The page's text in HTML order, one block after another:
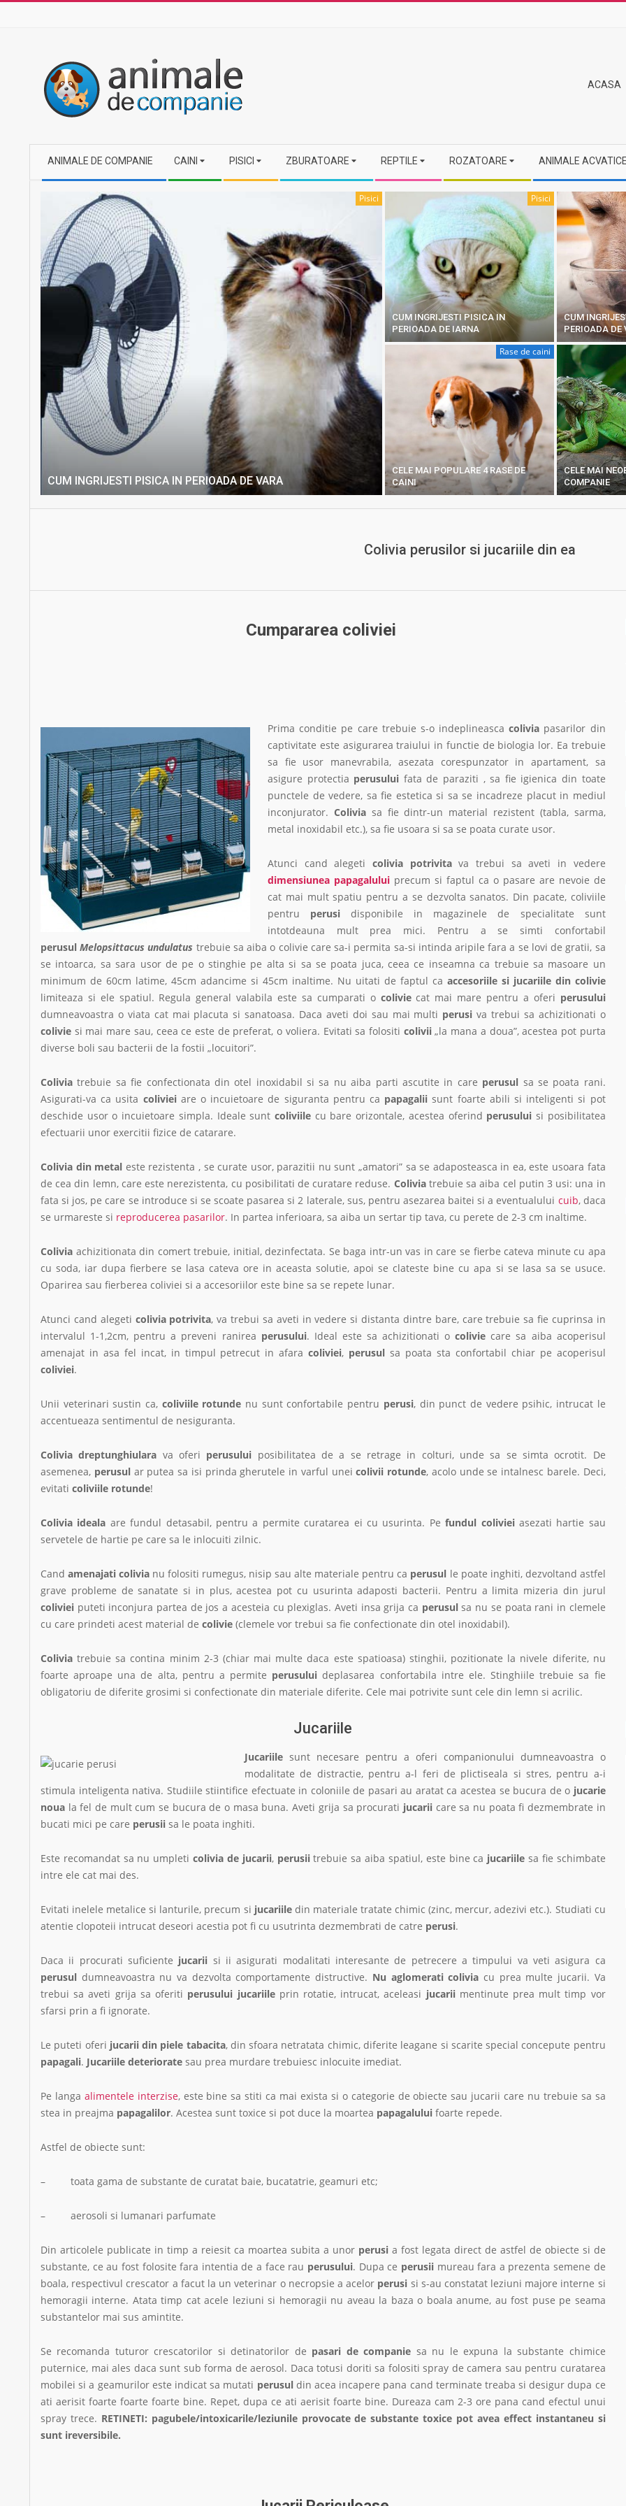
content
ACASA
ANIMALE DE COMPANIE CAINI PISICI ZBURATOARE REPTILE ROZATOARE ANIMALE ACVATICE
Pisici
CUM INGRIJESTI PISICA IN PERIOADA DE VARA
Pisici
CUM INGRIJESTI PISICA IN
PERIOADA DE IARNA
CUM
PERIOADA DE
Rase de caini
CELE MAI POPULARE 4 RASE DE
CAINI
CELE MAI
COMPANIE
Colivia perusilor si jucariile din ea
Cumpararea coliviei
Prima conditie pe care trebuie s-o indeplineascacolivia pasarilor din
captivitate este asigurarea traiului in functie de biologia lor. Ea trebuie
sa fie usor manevrabila, asezata corespunzator in apartament, sa
asigure protectia perusului fata de paraziti , sa fie igienica din toate
punctele de vedere, sa fie estetica si sa se incadreze placut in mediul
inconjurator. Coliviasa fie dintr-un material rezistent (tabla, sarma,
metal inoxidabil etc.), sa fie usoara si sa se poata curate usor.
Atunci cand alegeti colivia potrivitava trebui sa aveti in vedere
dimensiunea papagaluluiprecum si faptul ca o pasare are nevoie de
cat mai mult spatiu pentru a se dezvolta sanatos. Din pacate, coliviile
pentru perusi disponibile in magazinele de specialitate sunt
intotdeauna mult prea mici. Pentru a se simti confortabil
perusul Melopsittacus undulatus trebuie sa aiba o colivie care sa-i permita sa-si intinda aripile fara a se lovi de gratii, sa
se intoarca, sa sara usor de pe o stinghie pe alta si sa se poata juca, ceea ce inseamna ca trebuie sa masoare un
minimum de 60cm latime, 45cm adancime si 45cm inaltime. Nu uitati de faptul ca accesoriile si jucariile din colivie
limiteaza si ele spatiul. Regula general valabila este sa cumparati o coliviecat mai mare pentru a oferi perusului
dumneavoastra o viata cat mai placuta si sanatoasa. Daca aveti doi sau mai multi perusi va trebui sa achizitionati o
colivie si mai mare sau, ceea ce este de preferat, o voliera. Evitati sa folositi colivii„la mana a doua”, acestea pot purta
diverse boli sau bacterii de la fostii „locuitori”.
Colivia trebuie sa fie confectionata din otel inoxidabil si sa nu aiba parti ascutite in care perusul sa se poata rani.
Asigurati-va ca usita colivieiare o incuietoare de siguranta pentru ca papagalii sunt foarte abili si inteligenti si pot
deschide usor o incuietoare simpla. Ideale sunt coliviilecu bare orizontale, acestea oferind perusului si posibilitatea
efectuarii unor exercitii fizice de catarare.
Colivia din metal este rezistenta , se curate usor, parazitii nu sunt „amatori” sa se adaposteasca in ea, este usoara fata
de cea din lemn, care este nerezistenta, cu posibilitati de curatare reduse. Coliviatrebuie sa aiba cel putin 3 usi: una in
fata si jos, pe care se introduce si se scoate pasarea si 2 laterale, sus, pentru asezarea baitei si a eventualului cuib, daca
se urmareste si reproducerea pasarilor. In partea inferioara, sa aiba un sertar tip tava, cu perete de 2-3 cm inaltime.
Colivia achizitionata din comert trebuie, initial, dezinfectata. Se baga intr-un vas in care se fierbe cateva minute cu apa
cu soda, iar dupa fierbere se lasa cateva ore in aceasta solutie, apoi se clateste bine cu apa si se lasa sa se usuce.
Oparirea sau fierberea coliviei si a accesoriilor este bine sa se repete lunar.
Atunci cand alegeti colivia potrivita, va trebui sa aveti in vedere si distanta dintre bare, care trebuie sa fie cuprinsa in
intervalul 1-1,2cm, pentru a preveni ranirea perusului. Ideal este sa achizitionati ocolivie care sa aiba acoperisul
amenajat in asa fel incat, in timpul petrecut in afaracoliviei, perusul sa poata sta confortabil chiar pe acoperisul
coliviei.
Unii veterinari sustin ca, coliviile rotunde nu sunt confortabile pentru perusi, din punct de vedere psihic, intrucat le
accentueaza sentimentul de nesiguranta.
Colivia dreptunghiulara va oferi perusului posibilitatea de a se retrage in colturi, unde sa se simta ocrotit. De
asemenea, perusular putea sa isi prinda gherutele in varful uneicolivii rotunde, acolo unde se intalnesc barele. Deci,
evitati coliviile rotunde!
Colivia ideala are fundul detasabil, pentru a permite curatarea ei cu usurinta. Pefundul colivieiasezati hartie sau
servetele de hartie pe care sa le inlocuiti zilnic.
Candamenajati colivia nu folositi rumegus, nisip sau alte materiale pentru ca perusul le poate inghiti, dezvoltand astfel
grave probleme de sanatate si in plus, acestea pot cu usurinta adaposti bacterii. Pentru a limita mizeria din jurul
coliviei puteti inconjura partea de jos a acesteia cu plexiglas. Aveti insa grija ca perusulsa nu se poata rani in clemele
cu care prindeti acest material de colivie (clemele vor trebui sa fie confectionate din otel inoxidabil).
Colivia trebuie sa contina minim 2-3 (chiar mai multe daca este spatioasa) stinghii, pozitionate la nivele diferite, nu
foarte aproape una de alta, pentru a permite perusului deplasarea confortabila intre ele. Stinghiile trebuie sa fie
obligatoriu de diferite grosimi si confectionate din materiale diferite. Cele mai potrivite sunt cele din lemn si acrilic.
Jucariile
Jucariile sunt necesare pentru a oferi companionului dumneavoastra o
modalitate de distractie, pentru a-l feri de plictiseala si stres, pentru a-i
stimula inteligenta nativa. Studiile stiintifice efectuate in coloniile de pasari au aratat ca acestea se bucura de o jucarie
noua la fel de mult cum se bucura de o masa buna. Aveti grija sa procurati jucariicare sa nu poata fi dezmembrate in
bucati mici pe care perusii sa le poata inghiti.
Este recomandat sa nu umpleticolivia de jucarii, perusiitrebuie sa aiba spatiul, este bine ca jucariile sa fie schimbate
intre ele cat mai des.
Evitati inelele metalice si lanturile, precum si jucariiledin materiale tratate chimic (zinc, mercur, adezivi etc.). Studiati cu
atentie clopoteii intrucat deseori acestia pot fi cu usutrinta dezmembrati de catre perusi.
Daca ii procurati suficiente jucarii si ii asigurati modalitati interesante de petrecere a timpului va veti asigura ca
perusul dumneavoastra nu va dezvolta comportamente distructive. Nu aglomerati colivia cu prea multe jucarii. Va
trebui sa aveti grija sa oferiti perusului jucariileprin rotatie, intrucat, aceleasi jucariimentinute prea mult timp vor
sfarsi prin a fi ignorate.
Le puteti oferi jucarii din piele tabacita, din sfoara netratata chimic, diferite leagane si scarite special concepute pentru
papagali. Jucariile deteriorate sau prea murdare trebuiesc inlocuite imediat.
Pe langa alimentele interzise, este bine sa stiti ca mai exista si o categorie de obiecte sau jucarii care nu trebuie sa sa
stea in preajma papagalilor. Acestea sunt toxice si pot duce la moartea papagalului foarte repede.
Astfel de obiecte sunt:
– toata gama de substante de curatat baie, bucatatrie, geamuri etc;
– aerosoli si lumanari parfumate
Din articolele publicate in timp a reiesit ca moartea subita a unor perusia fost legata direct de astfel de obiecte si de
substante, ce au fost folosite fara intentia de a face rau perusului. Dupa ce perusiimureau fara a prezenta semene de
boala, respectivul crescator a facut la un veterinar o necropsie a acelor perusi si s-au constatat leziuni majore interne si
hemoragii interne. Atata timp cat acele leziuni si hemoragii nu aveau la baza o boala anume, au fost puse pe seama
substantelor mai sus amintite.
Se recomanda tuturor crescatorilor si detinatorilor de pasari de companie sa nu le expuna la substante chimice
puternice, mai ales daca sunt sub forma de aerosol. Daca totusi doriti sa folositi spray de camera sau pentru curatarea
mobilei si a geamurilor este indicat sa mutati perusuldin acea incapere pana cand terminate treaba si desigur dupa ce
ati aerisit foarte foarte foarte bine. Repet, dupa ce ati aerisit foarte bine. Dureaza cam 2-3 ore pana cand efectul unui
spray trece. RETINETI: pagubele/intoxicarile/leziunile provocate de substante toxice pot avea effect instantaneu si
sunt ireversibile.